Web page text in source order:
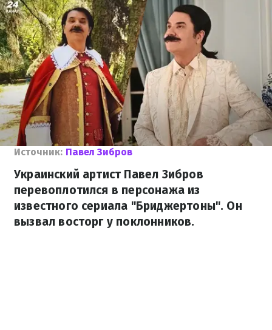
Источник: Павел Зибров
Украинский артист Павел Зибров
перевоплотился в персонажа из
известного сериала "Бриджертоны". Он
вызвал восторг у поклонников.